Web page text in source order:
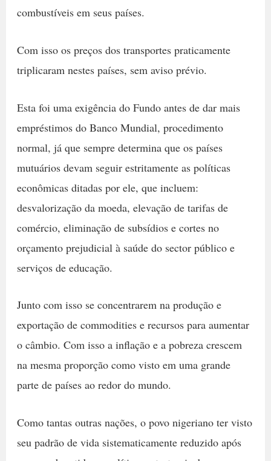
combustíveis em seus países.
Com isso os preços dos transportes praticamente
triplicaram nestes países, sem aviso prévio.
Esta foi uma exigência do Fundo antes de dar mais
empréstimos do Banco Mundial, procedimento
normal, já que sempre determina que os países
mutuários devam seguir estritamente as políticas
econômicas ditadas por ele, que incluem:
desvalorização da moeda, elevação de tarifas de
comércio, eliminação de subsídios e cortes no
orçamento prejudicial à saúde do sector público e
serviços de educação.
Junto com isso se concentrarem na produção e
exportação de commodities e recursos para aumentar
o câmbio. Com isso a inflação e a pobreza crescem
na mesma proporção como visto em uma grande
parte de países ao redor do mundo.
Como tantas outras nações, o povo nigeriano ter visto
seu padrão de vida sistematicamente reduzido após